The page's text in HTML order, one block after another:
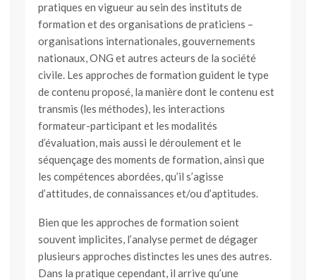
pratiques en vigueur au sein des instituts de
formation et des organisations de praticiens –
organisations internationales, gouvernements
nationaux, ONG et autres acteurs de la société
civile. Les approches de formation guident le type
de contenu proposé, la manière dont le contenu est
transmis (les méthodes), les interactions
formateur-participant et les modalités
d’évaluation, mais aussi le déroulement et le
séquençage des moments de formation, ainsi que
les compétences abordées, qu’il s’agisse
d’attitudes, de connaissances et/ou d’aptitudes.
Bien que les approches de formation soient
souvent implicites, l’analyse permet de dégager
plusieurs approches distinctes les unes des autres.
Dans la pratique cependant, il arrive qu’une